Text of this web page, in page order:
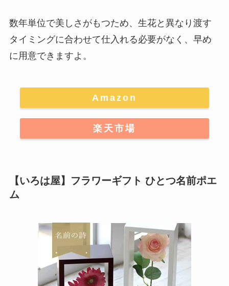
数年単位で美しさがもつため、生花と異なり渡す
タイミングに合わせて仕入れる必要がなく、早め
に用意できますよ。
Amazon
楽天市場
【いろは屋】フラワーギフト ひとつ名前ポエ
ム